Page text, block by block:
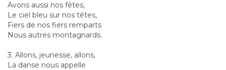
Avons aussi nos fêtes,
Le ciel bleu sur nos têtes,
Fiers de nos fiers remparts
Nous autres montagnards.
3. Allons, jeunesse, allons,
La danse nous appelle